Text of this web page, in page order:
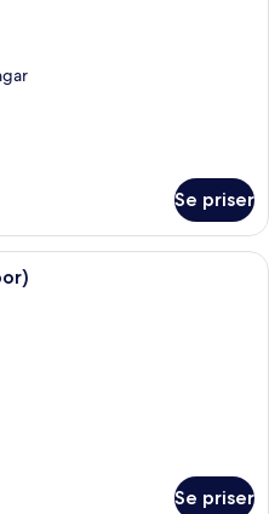
Se priser
Ett sovrum med en vägg av sten,
Se priser